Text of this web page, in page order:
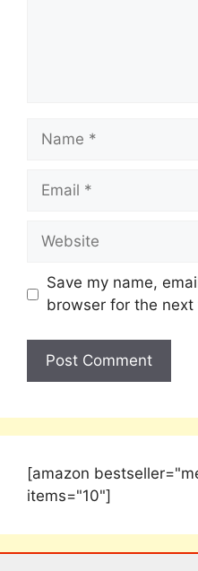
Save my name,
browser for the next
[amazon
items="10"]